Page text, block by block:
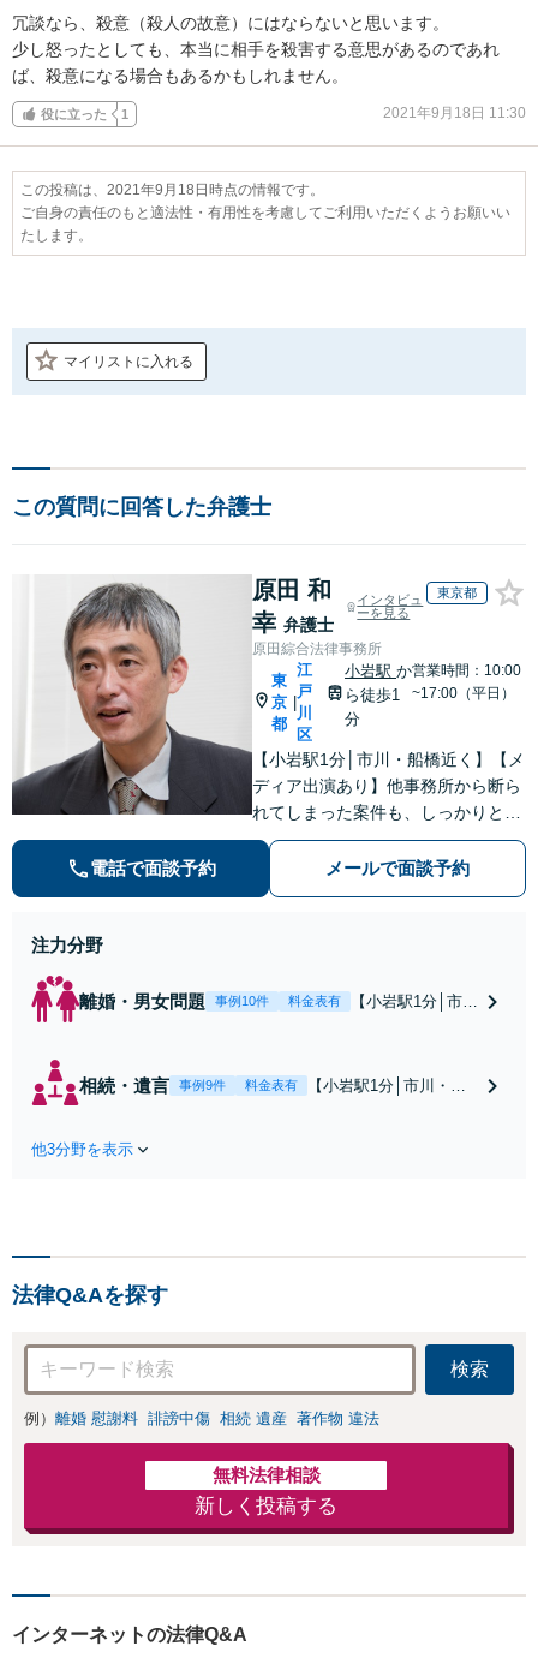
冗談なら、殺意（殺人の故意）にはならないと思います。
少し怒ったとしても、本当に相手を殺害する意思があるのであれ
ば、殺意になる場合もあるかもしれません。
役に立った 1 2021年9月18日 11:30
この投稿は、2021年9月18日時点の情報です。
ご自身の責任のもと適法性・有用性を考慮してご利用いただくようお願いい
たします。
マイリストに入れる
この質問に回答した弁護士
原田 和
幸 弁護士
インタビュ
ーを見る
東京都
原田綜合法律事務所
東
京
都
江
戸
川
区
小岩駅か
ら徒歩1
分
営業時間：10:00
~17:00（平日）
【小岩駅1分│市川・船橋近く】【メ
ディア出演あり】他事務所から断ら
れてしまった案件も、しっかりと面
談し、法的アドバイスをいたします
【解決実績約1000件】豊富な離婚調
停・裁判実績あり【不動産業界出
電話で面談予約 メールで面談予約
注力分野
離婚・男女問題 事例10件 料金表有
【小岩駅1分│市
回避、裁判提起前
の和解、子の認知
相続・遺言 事例9件 料金表有
【小岩駅1分│市川・船
しい地域の皆さまも、
休日対応可】
他3分野を表示
法律Q&Aを探す
検索
例） 離婚 慰謝料 誹謗中傷 相続 遺産 著作物 違法
無料法律相談
新しく投稿する
インターネットの法律Q&A